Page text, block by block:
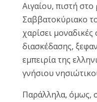
Αιγαίου, πιστή
Σαββατοκύριακο
χαρίσει μοναδικές
διασκέδασης,
εμπειρία της
γνήσιου
Παράλληλα, όμως,